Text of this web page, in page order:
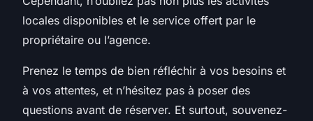
locales disponibles et le service offert par le
propriétaire ou l’agence.
Prenez le temps de bien réfléchir à vos besoins et
à vos attentes, et n’hésitez pas à poser des
questions avant de réserver. Et surtout, souvenez-